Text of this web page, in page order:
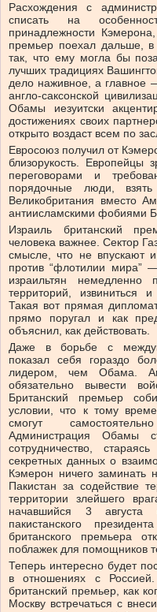
Расхождения с
списать на
принадлежности
премьер поехал дальше,
так, что ему могла бы
лучших традициях
дело наживное, а главное
англо-саксонской
Обамы иезуитски
достижениях своих
открыто воздаст всем по
Евросоюз получил от
близорукость. Европейцы
переговорами и
порядочные люди,
Великобритания вместо
антиисламскими фобиями
Израиль британский
человека важнее. Сектор
смысле, что не впускают
против “флотилии мира”
израильтян немедленно
территорий, извиниться
Такая вот прямая
прямо поругал и как
объяснил, как действовать.
Даже в борьбе с
показал себя гораздо
лидером, чем Обама.
обязательно вывести
Британский премьер
условии, что к тому
смогут
Администрация Обамы
сотрудничество,
секретных данных о
Кэмерон ничего
Пакистан за содействие
территории злейшего
начавшийся 3
пакистанского
британского премьера
поблажек для помощников
Теперь интересно будет
в отношениях с
британский премьер, как
Москву встречаться с